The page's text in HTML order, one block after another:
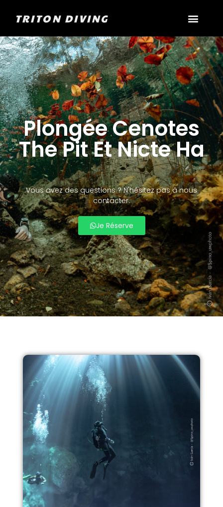
TRITON DIVING
Plongée Cenotes
The Pit Et Nicte Ha
Vous avez des questions ? N'hésitez pas à nous
contacter.
Je Réserve